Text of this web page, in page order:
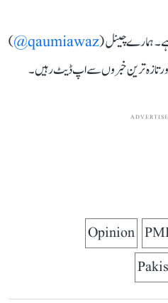
ہے۔ ہمارے چینل (qaumiawaz@
)
تازہ ترین خبروں سے اپ ڈیٹ رہیں۔
Opinion